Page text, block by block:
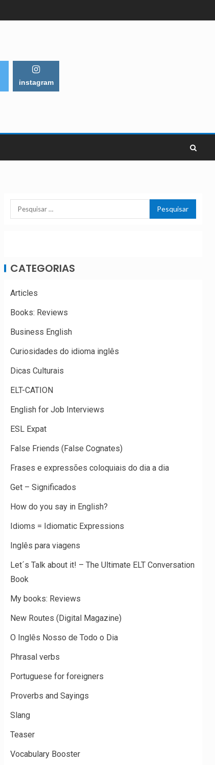
instagram
CATEGORIAS
Articles
Books: Reviews
Business English
Curiosidades do idioma inglês
Dicas Culturais
ELT-CATION
English for Job Interviews
ESL Expat
False Friends (False Cognates)
Frases e expressões coloquiais do dia a dia
Get – Significados
How do you say in English?
Idioms = Idiomatic Expressions
Inglês para viagens
Let´s Talk about it! – The Ultimate ELT Conversation
Book
My books: Reviews
New Routes (Digital Magazine)
O Inglês Nosso de Todo o Dia
Phrasal verbs
Portuguese for foreigners
Proverbs and Sayings
Slang
Teaser
Vocabulary Booster